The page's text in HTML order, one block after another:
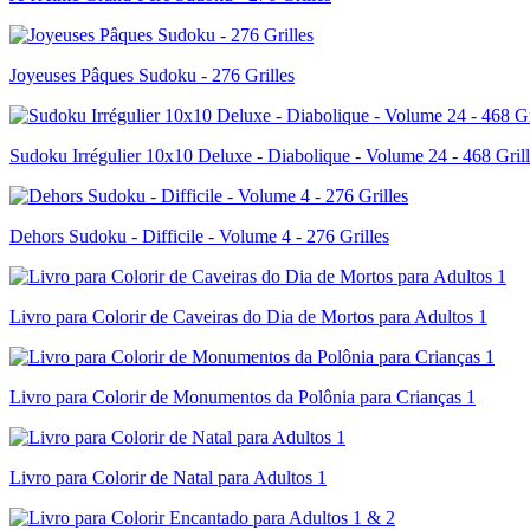
Joyeuses Pâques Sudoku - 276 Grilles
Sudoku Irrégulier 10x10 Deluxe - Diabolique - Volume 24 - 468
Dehors Sudoku - Difficile - Volume 4 - 276 Grilles
Livro para Colorir de Caveiras do Dia de Mortos para Adultos 1
Livro para Colorir de Monumentos da Polônia para Crianças 1
Livro para Colorir de Natal para Adultos 1